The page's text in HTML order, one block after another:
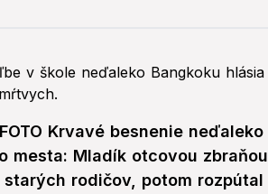
FOTO Krvavé besnenie neďaleko
mesta: Mladík otcovou zbraňou
starých rodičov, potom rozpútal